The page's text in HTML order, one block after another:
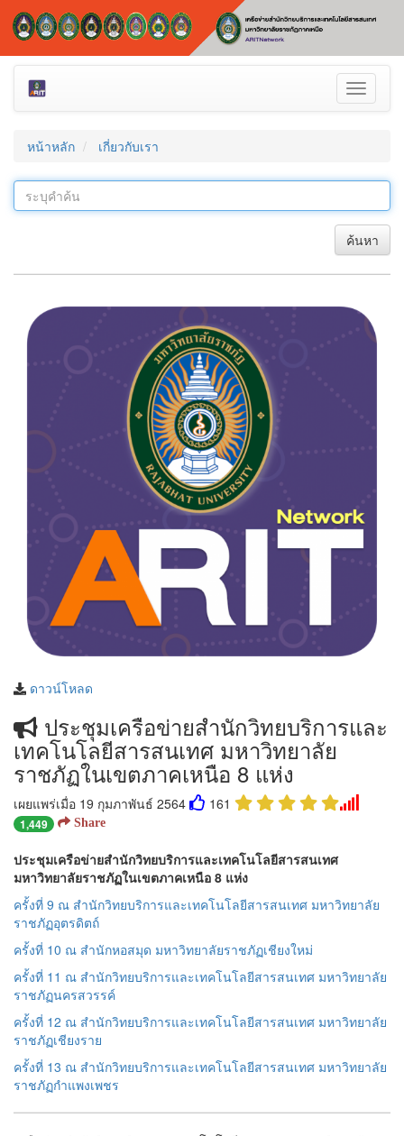
Toggle
หน้าหลัก เกี่ยวกับเรา
ค้นหา
ดาวน์โหลด
ประชุมเครือข่ายสำนักวิทยบริการและ
เทคโนโลยีสารสนเทศ มหาวิทยาลัย
ราชภัฏในเขตภาคเหนือ 8 แห่ง
เผยแพร่เมื่อ 19 กุมภาพันธ์ 2564 161
1,449 Share
ประชุมเครือข่ายสำนักวิทยบริการและเทคโนโลยีสารสนเทศ
มหาวิทยาลัยราชภัฏในเขตภาคเหนือ 8 แห่ง
ครั้งที่ 9 ณ สำนักวิทยบริการและเทคโนโลยีสารสนเทศ มหาวิทยาลัย
ราชภัฏอุตรดิตถ์
ครั้งที่ 10 ณ สำนักหอสมุด มหาวิทยาลัยราชภัฏเชียงใหม่
ครั้งที่ 11 ณ สำนักวิทยบริการและเทคโนโลยีสารสนเทศ มหาวิทยาลัย
ราชภัฏนครสวรรค์
ครั้งที่ 12 ณ สำนักวิทยบริการและเทคโนโลยีสารสนเทศ มหาวิทยาลัย
ราชภัฏเชียงราย
ครั้งที่ 13 ณ สำนักวิทยบริการและเทคโนโลยีสารสนเทศ มหาวิทยาลัย
ราชภัฏกำแพงเพชร